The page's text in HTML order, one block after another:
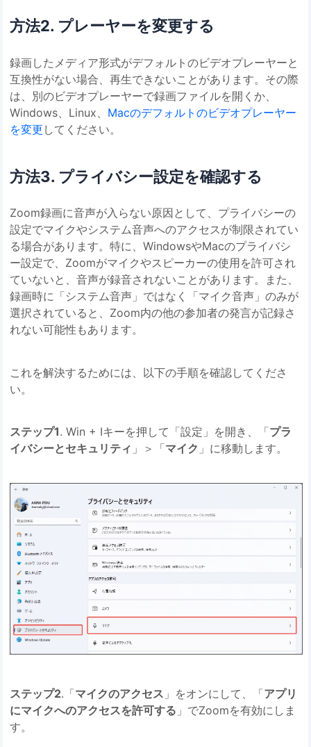
方法2. プレーヤーを変更する
録画したメディア形式がデフォルトのビデオプレーヤーと
互換性がない場合、再生できないことがあります。その際
は、別のビデオプレーヤーで録画ファイルを開くか、
Windows、Linux、 Macのデフォルトのビデオプレーヤー
を変更 してください。
方法3. プライバシー設定を確認する
Zoom録画に音声が入らない原因として、プライバシーの
設定でマイクやシステム音声へのアクセスが制限されてい
る場合があります。特に、WindowsやMacのプライバシ
ー設定で、Zoomがマイクやスピーカーの使用を許可され
ていないと、音声が録音されないことがあります。また、
録画時に「システム音声」ではなく「マイク音声」のみが
選択されていると、Zoom内の他の参加者の発言が記録さ
れない可能性もあります。
これを解決するためには、以下の手順を確認してくださ
い。
ステップ1. Win + Iキーを押して「設定」を開き、「プラ
イバシーとセキュリティ 」＞「マイク 」に移動します。
ステップ2.「マイクのアクセス 」をオンにして、「アプリ
にマイクへのアクセスを許可する 」でZoomを有効にしま
す。